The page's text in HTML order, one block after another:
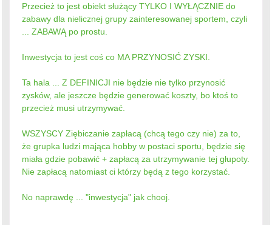
Przecież to jest obiekt służący TYLKO I WYŁĄCZNIE do
zabawy dla nielicznej grupy zainteresowanej sportem, czyli
... ZABAWĄ po prostu.
Inwestycja to jest coś co MA PRZYNOSIĆ ZYSKI.
Ta hala ... Z DEFINICJI nie będzie nie tylko przynosić
zysków, ale jeszcze będzie generować koszty, bo ktoś to
przecież musi utrzymywać.
WSZYSCY Ziębiczanie zapłacą (chcą tego czy nie) za to,
że grupka ludzi mająca hobby w postaci sportu, będzie się
miała gdzie pobawić + zapłacą za utrzymywanie tej głupoty.
Nie zapłacą natomiast ci którzy będą z tego korzystać.
No naprawdę ... "inwestycja" jak chooj.